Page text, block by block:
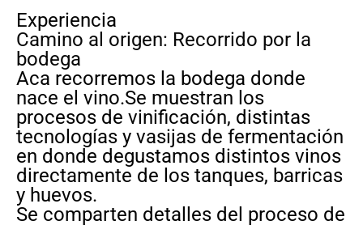
Experiencia
Camino al origen: Recorrido por la
bodega
Aca recorremos la bodega donde
nace el vino.Se muestran los
procesos de vinificación, distintas
tecnologías y vasijas de fermentación
en donde degustamos distintos vinos
directamente de los tanques, barricas
y huevos.
Se comparten detalles del proceso de